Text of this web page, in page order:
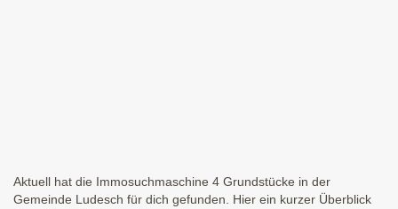
Aktuell hat die Immosuchmaschine 4 Grundstücke in der
Gemeinde Ludesch für dich gefunden. Hier ein kurzer Überblick